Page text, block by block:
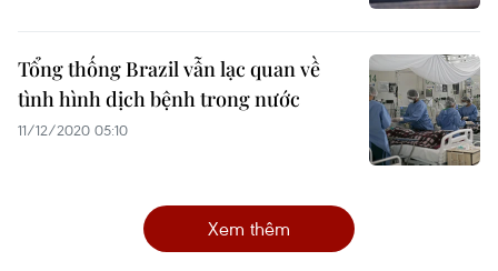
Tổng thống Brazil vẫn lạc quan về
tình hình dịch bệnh trong nước
11/12/2020 05:10
Xem thêm